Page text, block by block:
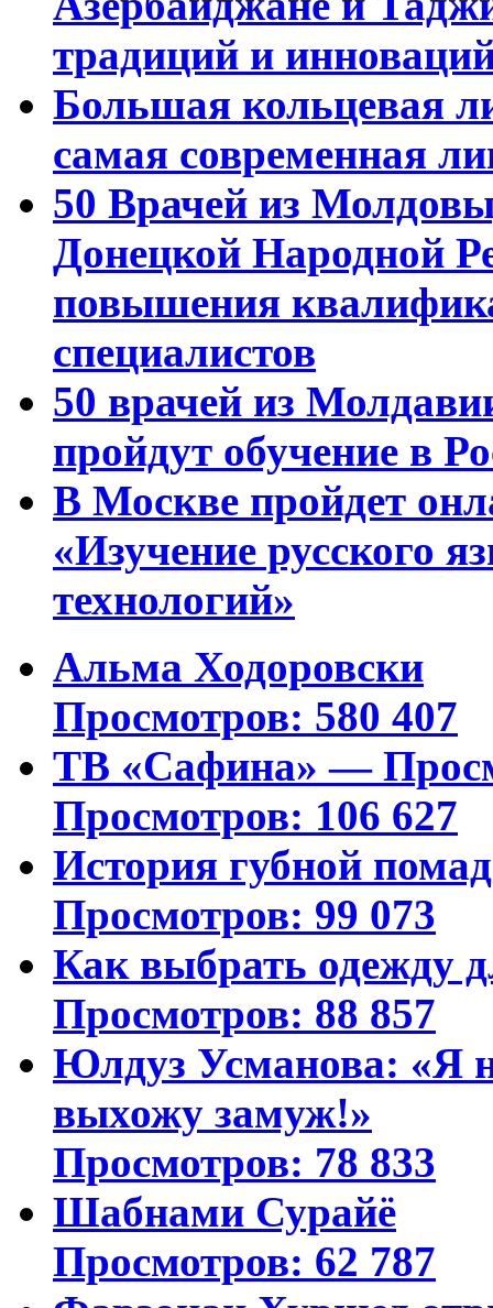
традиций и
Большая кольцевая
самая современная
50 Врачей из
Донецкой Народной
повышения
специалистов
50 врачей из
пройдут обучение в
В Москве пройдет
«Изучение русского
технологий»
Альма Ходоровски
Просмотров: 580 407
ТВ «Сафина» —
Просмотров: 106 627
История губной
Просмотров: 99 073
Как выбрать одежду
Просмотров: 88 857
Юлдуз Усманова: «Я
выхожу замуж!»
Просмотров: 78 833
Шабнами Сурайё
Просмотров: 62 787